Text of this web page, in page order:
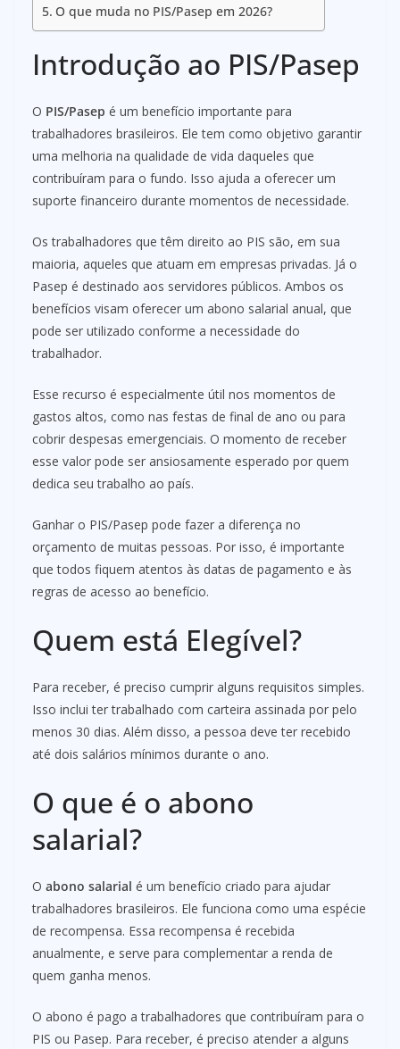
O que muda no PIS/Pasep em 2026?
Introdução ao PIS/Pasep
O PIS/Pasep é um benefício importante para
trabalhadores brasileiros. Ele tem como objetivo garantir
uma melhoria na qualidade de vida daqueles que
contribuíram para o fundo. Isso ajuda a oferecer um
suporte financeiro durante momentos de necessidade.
Os trabalhadores que têm direito ao PIS são, em sua
maioria, aqueles que atuam em empresas privadas. Já o
Pasep é destinado aos servidores públicos. Ambos os
benefícios visam oferecer um abono salarial anual, que
pode ser utilizado conforme a necessidade do
trabalhador.
Esse recurso é especialmente útil nos momentos de
gastos altos, como nas festas de final de ano ou para
cobrir despesas emergenciais. O momento de receber
esse valor pode ser ansiosamente esperado por quem
dedica seu trabalho ao país.
Ganhar o PIS/Pasep pode fazer a diferença no
orçamento de muitas pessoas. Por isso, é importante
que todos fiquem atentos às datas de pagamento e às
regras de acesso ao benefício.
Quem está Elegível?
Para receber, é preciso cumprir alguns requisitos simples.
Isso inclui ter trabalhado com carteira assinada por pelo
menos 30 dias. Além disso, a pessoa deve ter recebido
até dois salários mínimos durante o ano.
O que é o abono
salarial?
O abono salarial é um benefício criado para ajudar
trabalhadores brasileiros. Ele funciona como uma espécie
de recompensa. Essa recompensa é recebida
anualmente, e serve para complementar a renda de
quem ganha menos.
O abono é pago a trabalhadores que contribuíram para o
PIS ou Pasep. Para receber, é preciso atender a alguns